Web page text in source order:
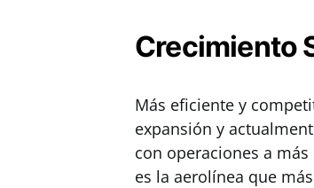
Crecimiento
Más eficiente y
expansión y
con operaciones a
es la aerolínea que